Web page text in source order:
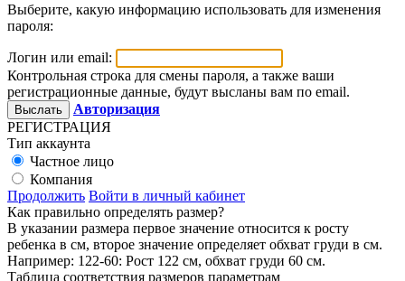
Выберите, какую информацию использовать для изменения
пароля:
Логин или email:
Контрольная строка для смены пароля, а также ваши
регистрационные данные, будут высланы вам по email.
Авторизация
РЕГИСТРАЦИЯ
Тип аккаунта
Частное лицо
Компания
Продолжить Войти в личный кабинет
Как правильно определять размер?
В указании размера первое значение относится к росту
ребенка в см, второе значение определяет обхват груди в см.
Например: 122-60: Рост 122 см, обхват груди 60 см.
Таблица соответствия размеров параметрам